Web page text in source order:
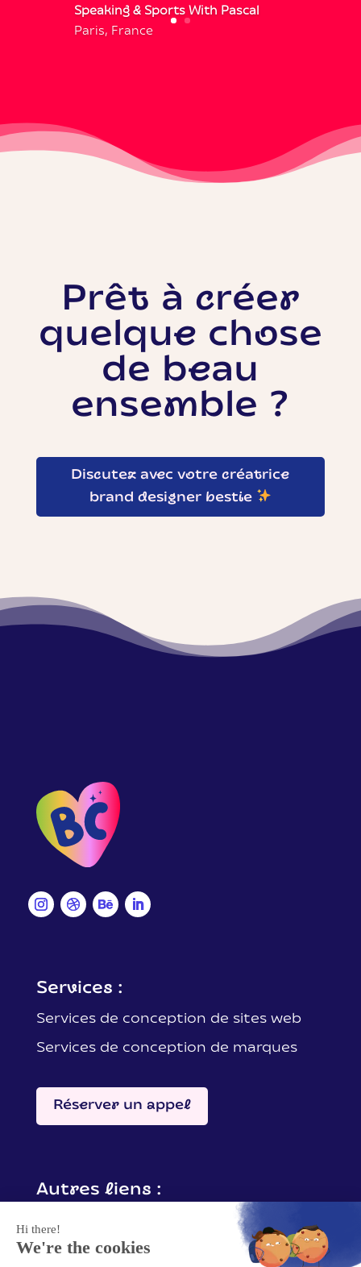
Speaking & Sports With Pascal
Paris, France
Prêt à créer
quelque chose
de beau
ensemble ?
Discutez avec votre créatrice
brand designer bestie
Services :
Services de conception de sites web
Services de conception de marques
Réserver un appel
Autres liens :
Contactez-moi
Mentions légales